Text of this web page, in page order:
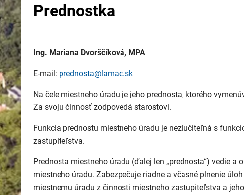
Prednostka
Ing. Mariana Dvorščíková, MPA
E-mail: prednosta@lamac.sk
Na čele miestneho úradu je jeho prednosta, ktorého
Za svoju činnosť zodpovedá starostovi.
Funkcia prednostu miestneho úradu je nezlučiteľná s
zastupiteľstva.
Prednosta miestneho úradu (ďalej len „prednosta“) vedie a
miestneho úradu. Zabezpečuje riadne a včasné plnenie
miestnemu úradu z činnosti miestneho zastupiteľstva a